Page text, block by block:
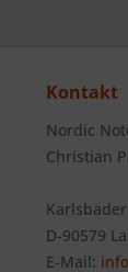
Kontakt
Nordic
Christian
D-90579
E-Mail: